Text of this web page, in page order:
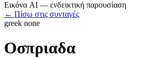
Εικόνα AI — ενδεικτική παρουσίαση
← Πίσω στις συνταγές
greek none
Οσπριαδα